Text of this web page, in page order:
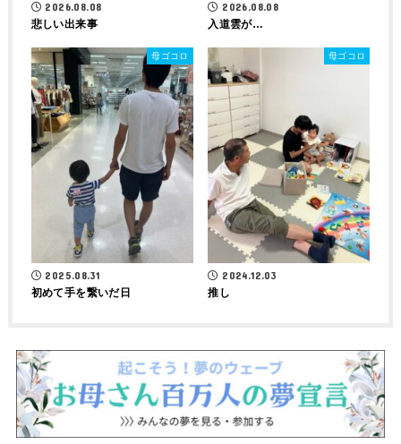
2026.08.08
悲しい出来事
2026.08.08
入道雲が…
母ゴコロ
2025.08.31
初めて手を繋いだ日
母ゴコロ
2024.12.03
推し